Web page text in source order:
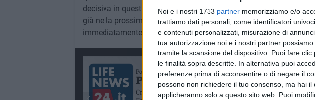
Noi e i nostri 1733 partner memorizziamo e/o
trattiamo dati personali, come identificatori
e contenuti personalizzati, misurazione di
tua autorizzazione noi e i nostri partner
tramite la scansione del dispositivo. Puoi fare
le finalità sopra descritte. In alternativa puoi
preferenze prima di acconsentire o di negare il
possono non richiedere il tuo consenso, ma hai
applicheranno solo a questo sito web. Puoi
decisiva in questi casi. Continueremo a fare la nostra parte e,
già nella prossima settimana, sia SEL che Aql rispetto a questa
immediatamente.